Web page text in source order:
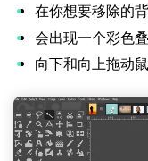
在你想要移除的
会出现一个彩色
向下和向上拖动